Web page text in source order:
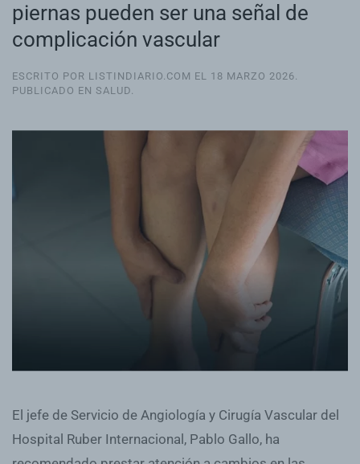
piernas pueden ser una señal de
complicación vascular
ESCRITO POR LISTINDIARIO.COM EL 18 MARZO 2026.
PUBLICADO EN SALUD.
El jefe de Servicio de Angiología y Cirugía Vascular del
Hospital Ruber Internacional, Pablo Gallo, ha